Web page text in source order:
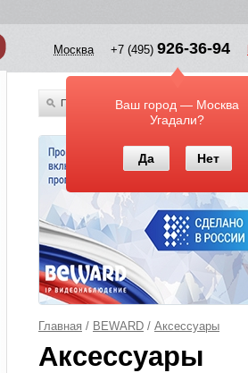
Москва +7 (495) 926-36-94
Ваш город — Москва
Угадали?
Да Нет
По всему каталогу
Главная / BEWARD / Аксессуары
Аксессуары